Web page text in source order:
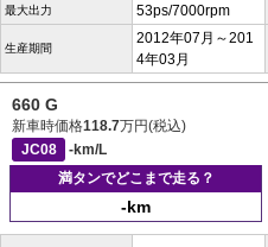
最大出力 53ps/7000rpm
生産期間
2012年07月～201
4年03月
660 G
新車時価格118.7万円(税込)
JC08
-km/L
満タンでどこまで走る？
-km